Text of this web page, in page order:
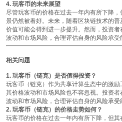
4. 玩客币的未来展望
尽管玩客币的价格在过去一年内有所下降
景仍然被看好。未来，随着区块链技术的
价值可能会得到进一步提升。然而，投资
波动和市场风险，合理评估自身的风险承受
相关问题
1. 玩客币（链克）是否值得投资？
玩客币（链克）作为共享计算生态中的激励
其价格波动和市场风险也不容忽视。投资
波动和市场风险，合理评估自身的风险承受
2. 玩客币（链克）的价格走势如何？
玩客币的价格在过去一年内有所下降，但